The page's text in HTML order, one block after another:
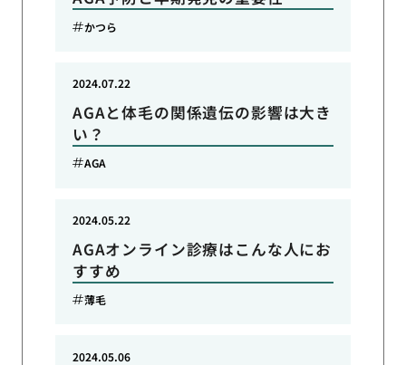
かつら
AGAと体毛の関係遺伝の影響は大き
い？
2024.07.22
AGA
AGAオンライン診療はこんな人にお
すすめ
2024.05.22
薄毛
2024.05.06